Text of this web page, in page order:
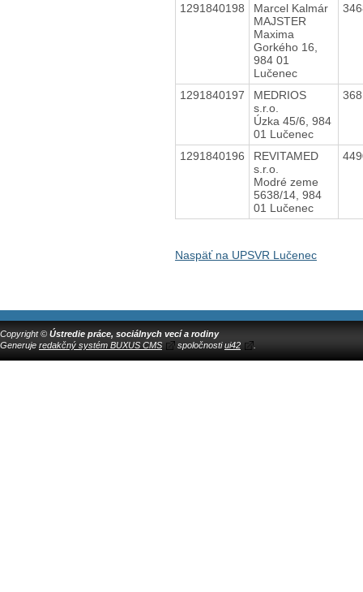
1291840198
Marcel Kalmár
MAJSTER
Maxima
Gorkého 16,
984 01
Lučenec
1291840197
MEDRIOS
s.r.o.
Úzka 45/6, 984
01 Lučenec
1291840196
REVITAMED
s.r.o.
Modré zeme
5638/14, 984
01 Lučenec
Naspäť na UPSVR Lučenec
Copyright © Ústredie práce, sociálnych vecí a rodiny
Generuje redakčný systém BUXUS CMS spoločnostiui42